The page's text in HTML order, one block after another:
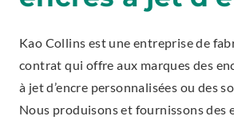
Kao Collins est une entreprise de
contrat qui offre aux marques des
à jet d’encre personnalisées ou des
Nous produisons et fournissons des